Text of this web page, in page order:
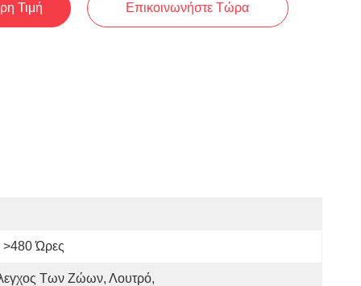
Τιμή Επικοινωνήστε Τώρα
>480 Ώρες
Των Ζώων, Λουτρό,